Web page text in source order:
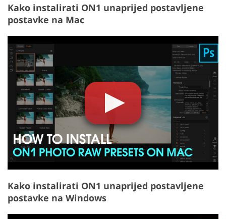
Kako instalirati ON1 unaprijed postavljene
postavke na Mac
Kako instalirati ON1 unaprijed postavljene
postavke na Windows